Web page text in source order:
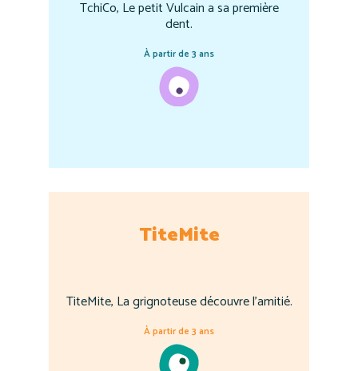
TchiCo, Le petit Vulcain a sa première
dent.
À partir de 3 ans
TiteMite
TiteMite, La grignoteuse découvre l'amitié.
À partir de 3 ans